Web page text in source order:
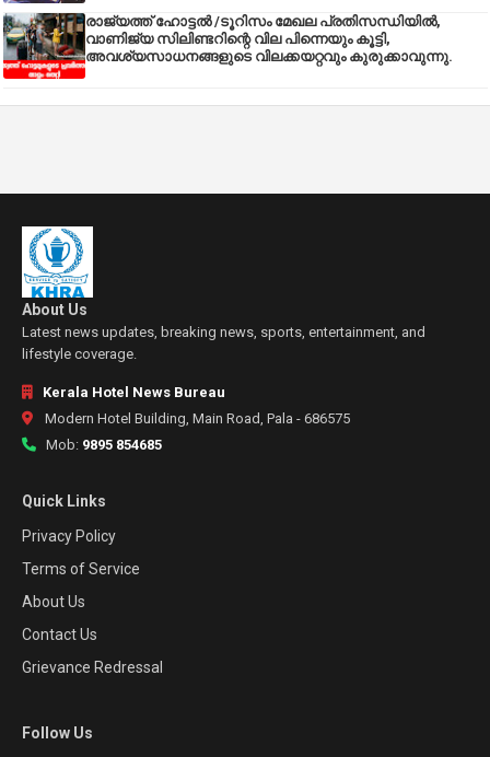
രാജ്യത്ത് ഹോട്ടൽ /ടൂറിസം മേഖല പ്രതിസന്ധിയിൽ,
വാണിജ്യ സിലിണ്ടറിന്റെ വില പിന്നെയും കൂട്ടി,
അവശ്യസാധനങ്ങളുടെ വിലക്കയറ്റവും കുരുക്കാവുന്നു.
About Us
Latest news updates, breaking news, sports, entertainment, and
lifestyle coverage.
Kerala Hotel News Bureau
Modern Hotel Building, Main Road, Pala - 686575
Mob: 9895 854685
Quick Links
Privacy Policy
Terms of Service
About Us
Contact Us
Grievance Redressal
Follow Us